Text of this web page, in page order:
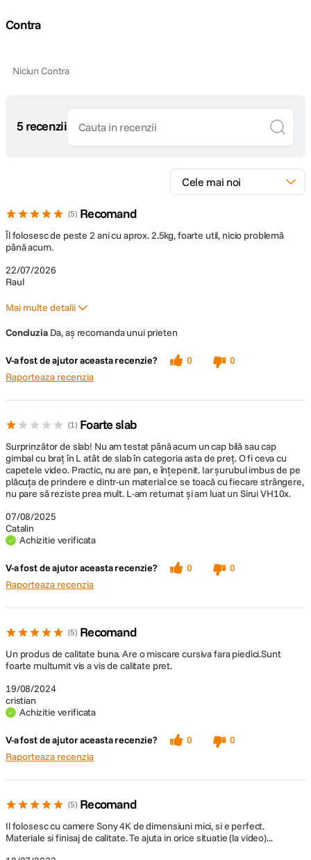
Contra
Niciun Contra
5 recenzii
5 Recomand
22/07/2026
Raul
Îl folosesc de peste 2 ani cu aprox. 2.5kg, foarte util, nicio problemă
până acum.
Mai multe detalii
ConcluziaDa, aș recomanda unui prieten
V-a fost de ajutor aceasta recenzie? 0
0
Raporteaza recenzia
1 Foarte slab
07/08/2025
Catalin
Achizitie verificata
Surprinzător de slab! Nu am testat până acum un cap bilă sau cap
gimbal cu braț în L atât de slab în categoria asta de preț. O fi ceva cu
capetele video. Practic, nu are pan, e înțepenit. Iar șurubul imbus de pe
plăcuța de prindere e dintr-un material ce se toacă cu fiecare strângere,
nu pare să reziste prea mult. L-am returnat și am luat un Sirui VH10x.
V-a fost de ajutor aceasta recenzie? 0
0
Raporteaza recenzia
5 Recomand
19/08/2024
cristian
Achizitie verificata
Un produs de calitate buna. Are o miscare cursiva fara piedici.Sunt
foarte multumit vis a vis de calitate pret.
V-a fost de ajutor aceasta recenzie? 0
0
Raporteaza recenzia
5 Recomand
Il folosesc cu camere Sony 4K de dimensiuni mici, si e perfect.
Materiale si finisaj de calitate. Te ajuta in orice situatie (la video)...